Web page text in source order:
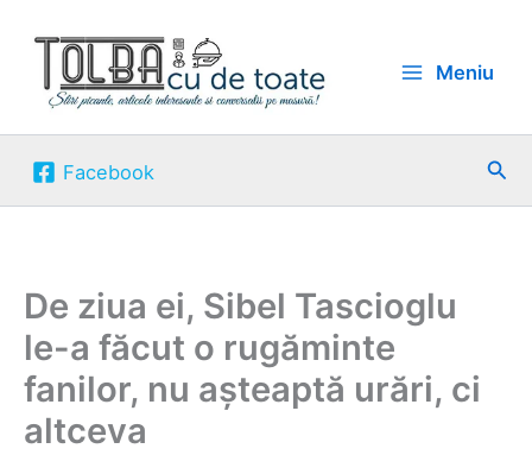
content
Meniu
Facebook
De ziua ei, Sibel Tascioglu
le-a făcut o rugăminte
fanilor, nu așteaptă urări, ci
altceva